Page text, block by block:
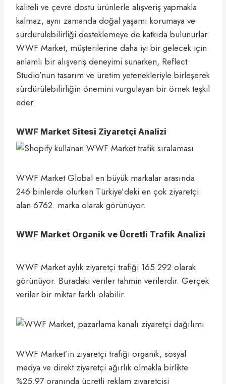
kaliteli ve çevre dostu ürünlerle alışveriş yapmakla
kalmaz, aynı zamanda doğal yaşamı korumaya ve
sürdürülebilirliği desteklemeye de katkıda bulunurlar.
WWF Market, müşterilerine daha iyi bir gelecek için
anlamlı bir alışveriş deneyimi sunarken, Reflect
Studio’nun tasarım ve üretim yetenekleriyle birleşerek
sürdürülebilirliğin önemini vurgulayan bir örnek teşkil
eder.
WWF Market Sitesi Ziyaretçi Analizi
WWF Market Global en büyük markalar arasında
246 binlerde olurken Türkiye’deki en çok ziyaretçi
alan 6762. marka olarak görünüyor.
WWF Market Organik ve Ücretli Trafik Analizi
WWF Market aylık ziyaretçi trafiği 165.292 olarak
görünüyor. Buradaki veriler tahmin verilerdir. Gerçek
veriler bir miktar farklı olabilir.
WWF Market’in ziyaretçi trafiği organik, sosyal
medya ve direkt ziyaretçi ağırlık olmakla birlikte
%25.97 oranında ücretli reklam ziyaretçisi